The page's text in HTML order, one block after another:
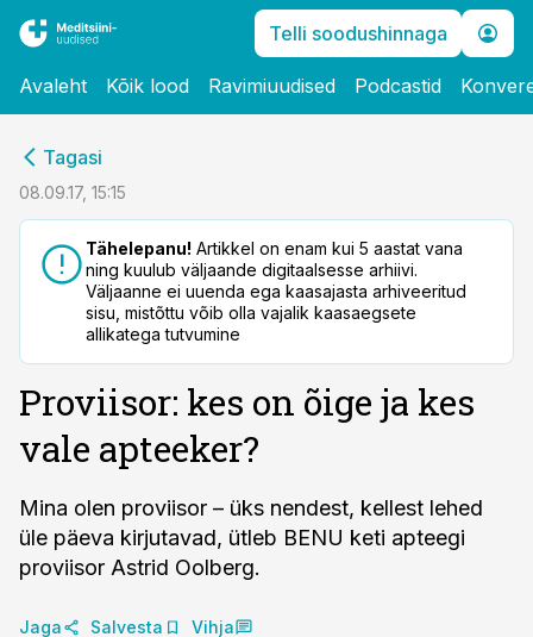
Telli soodushinnaga
Avaleht Kõik lood Ravimiuudised Podcastid
Tagasi
08.09.17, 15:15
Tähelepanu! Artikkel on enam kui 5 aastat vana
ning kuulub väljaande digitaalsesse arhiivi.
Väljaanne ei uuenda ega kaasajasta arhiveeritud
sisu, mistõttu võib olla vajalik kaasaegsete
allikatega tutvumine
Proviisor: kes on õige ja kes
vale apteeker?
Mina olen proviisor – üks nendest, kellest lehed
üle päeva kirjutavad, ütleb BENU keti apteegi
proviisor Astrid Oolberg.
Jaga Salvesta Vihja